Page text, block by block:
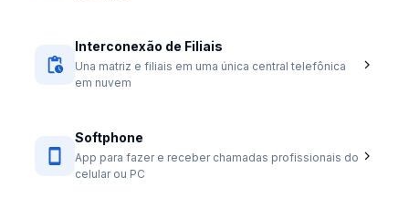
Interconexão de Filiais
Una matriz e filiais em uma única central telefônica
em nuvem
Softphone
App para fazer e receber chamadas profissionais do
celular ou PC